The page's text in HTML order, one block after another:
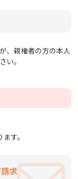
、親権者の方の本人
い。
す。
求